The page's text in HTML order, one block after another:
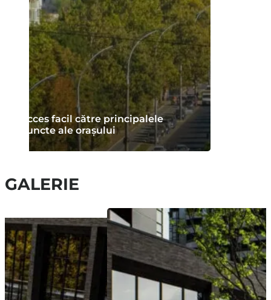
Acces facil către principalele
puncte ale orașului
GALERIE